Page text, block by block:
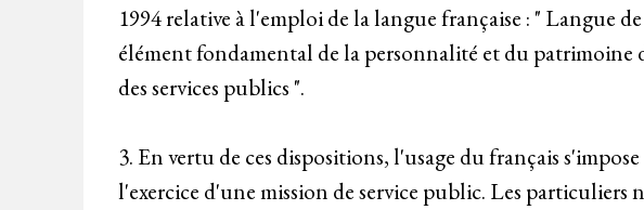
1994 relative à l'emploi de la langue française : " Langue
élément fondamental de la personnalité et du patrimoine
des services publics ".
3. En vertu de ces dispositions, l'usage du français
l'exercice d'une mission de service public. Les particuliers